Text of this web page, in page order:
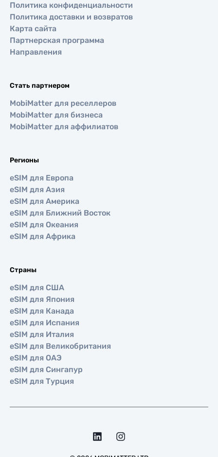
Политика конфиденциальности
Политика доставки и возвратов
Карта сайта
Партнерская программа
Направления
Стать партнером
MobiMatter для реселлеров
MobiMatter для бизнеса
MobiMatter для аффилиатов
Регионы
eSIM для Европа
eSIM для Азия
eSIM для Америка
eSIM для Ближний Восток
eSIM для Океания
eSIM для Африка
Страны
eSIM для США
eSIM для Япония
eSIM для Канада
eSIM для Испания
eSIM для Италия
eSIM для Великобритания
eSIM для ОАЭ
eSIM для Сингапур
eSIM для Турция